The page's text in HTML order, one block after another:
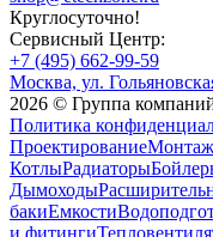
Круглосуточно!
Сервисный Центр:
+7 (495) 662-99-59
Москва, ул.
2026 © Группа
Политика
ПроектированиеМонтаж
КотлыРадиаторы
Дымоходы
бакиЕмкости
и фитинги